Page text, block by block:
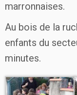
marronnaises.
Au bois de la
enfants du
minutes.